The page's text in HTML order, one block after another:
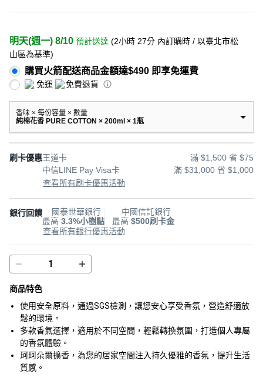
明天(週一) 8/10 預計送達 (2小時 27分 內訂購時 / 以臺北市松
山區為基準)
購買火箭配送商品金額達$490 即享免運費
免運 免費退貨
香味 × 每份容量 × 數量
純棉花香 PURE COTTON × 200ml × 1瓶
刷卡優惠王道卡
滿 $1,500 省 $75
中信LINE Pay Visa卡
滿 $31,000 省 $1,000
查看所有刷卡優惠活動
銀行回饋
國泰世華銀行
最高 3.3%小樹點
中國信託銀行
最高 $500刷卡金
查看所有銀行優惠活動
商品特色
使用安全原料，通過SGS檢測，讓您安心享受香氛，營造舒適放
鬆的環境。
多款香氣選擇，適用於不同空間，輕鬆轉換氛圍，打造個人專屬
的香氛體驗。
珂珂朵爾擴香，為您的居家空間注入持久優雅的香氛，提升生活
質感。